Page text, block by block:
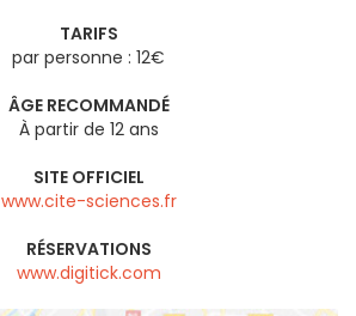
TARIFS
par personne : 12€
ÂGE RECOMMANDÉ
À partir de 12 ans
SITE OFFICIEL
www.cite-sciences.fr
RÉSERVATIONS
www.digitick.com